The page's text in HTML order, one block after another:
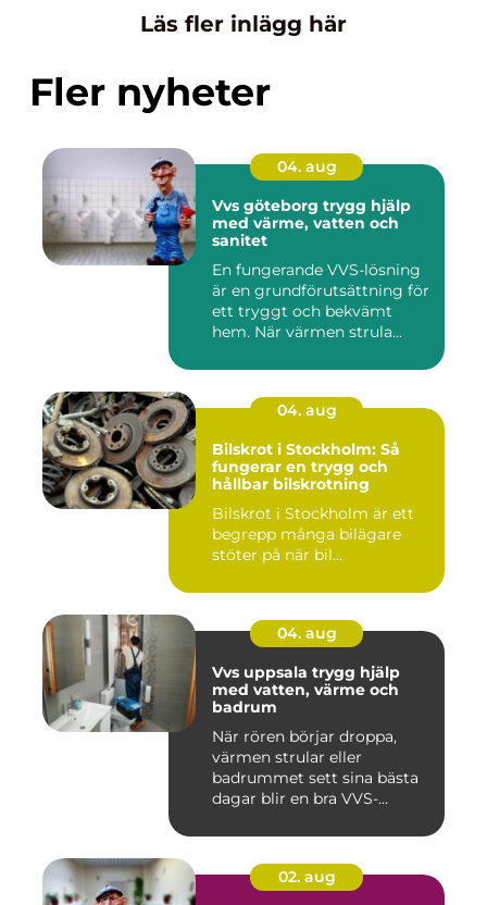
Läs fler inlägg här
Fler nyheter
04. aug
Vvs göteborg trygg hjälp
med värme, vatten och
sanitet
En fungerande VVS-lösning
är en grundförutsättning för
ett tryggt och bekvämt
hem. När värmen strula...
04. aug
Bilskrot i Stockholm: Så
fungerar en trygg och
hållbar bilskrotning
Bilskrot i Stockholm är ett
begrepp många bilägare
stöter på när bil...
04. aug
Vvs uppsala trygg hjälp
med vatten, värme och
badrum
När rören börjar droppa,
värmen strular eller
badrummet sett sina bästa
dagar blir en bra VVS-
02. aug